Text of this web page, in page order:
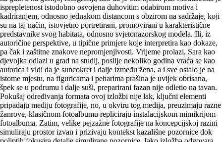
isprepletenost istodobno osvojena duhovitim odabirom motiva i
kadriranjem, odnosno jednakom distancom s obzirom na sadržaje, koji
su na taj način, istovjetno portretirani, promovirani u karakteristične
predstavnike svog habitata, odnosno svjetonazorskog modela. Ili, iz
autoričine perspektive, u tipične primjere koje interpretira kao dokaze,
pa čak i zaštitne znakove nepromjenjivosti. Vrijeme prolazi, Sara kao
djevojka odlazi u grad na studij, poslije nekoliko godina vraća se kao
autorica i vidi da je suncokret i dalje između žena, a i sve ostalo je na
istome mjestu, na figuricama i peharima prašina je uvijek obrisana,
špek se u podrumu i dalje suši, preparirani fazan nije odletio na tavan.
Pokušaj određivanja formata ovoj izložbi nije lak, ključni elementi
pripadaju mediju fotografije, no, u okviru tog medija, preuzimaju razne
žanrove, klasičnom fotoalbumu repliciraju instalacijskom mimikrijom
fotoalbuma. Zatim, velike pejzažne fotografije na koncepcijskoj razini
simuliraju prostor izvan i prizivaju kontekst kazališne pozornice dok